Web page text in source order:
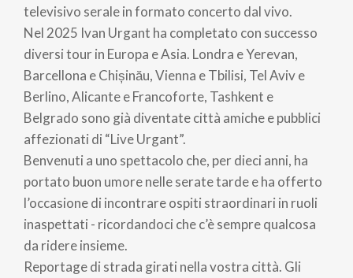
televisivo serale in formato concerto dal vivo.
Nel 2025 Ivan Urgant ha completato con successo
diversi tour in Europa e Asia. Londra e Yerevan,
Barcellona e Chișinău, Vienna e Tbilisi, Tel Aviv e
Berlino, Alicante e Francoforte, Tashkent e
Belgrado sono già diventate città amiche e pubblici
affezionati di “Live Urgant”.
Benvenuti a uno spettacolo che, per dieci anni, ha
portato buon umore nelle serate tarde e ha offerto
l’occasione di incontrare ospiti straordinari in ruoli
inaspettati - ricordandoci che c’è sempre qualcosa
da ridere insieme.
Reportage di strada girati nella vostra città. Gli